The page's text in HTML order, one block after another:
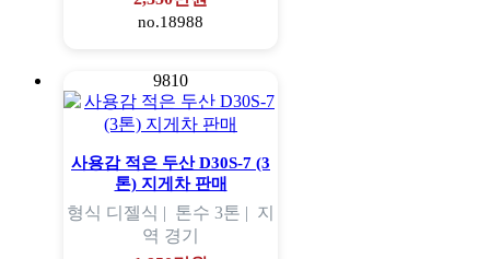
no.18988
9810
사용감 적은 두산 D30S-7 (3
톤) 지게차 판매
형식 디젤식 | 톤수 3톤 | 지
역 경기